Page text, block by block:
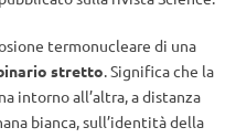
termonucleare di una
stretto. Significa che la
intorno all’altra, a distanza
bianca, sull’identità della